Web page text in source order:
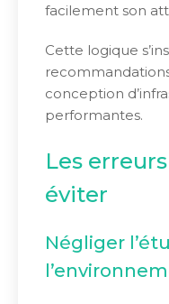
facilement son
Cette logique
conception
performantes.
Les
éviter
Négliger